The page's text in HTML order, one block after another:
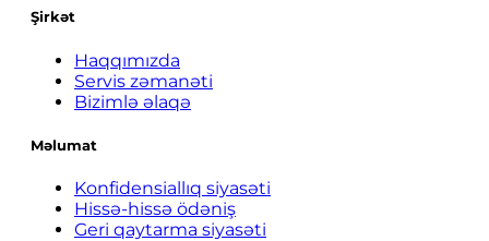
Şirkət
Haqqımızda
Servis zəmanəti
Bizimlə əlaqə
Məlumat
Konfidensiallıq siyasəti
Hissə-hissə ödəniş
Geri qaytarma siyasəti